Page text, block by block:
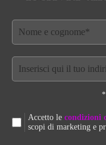
Accetto le condizioni
scopi di marketing e